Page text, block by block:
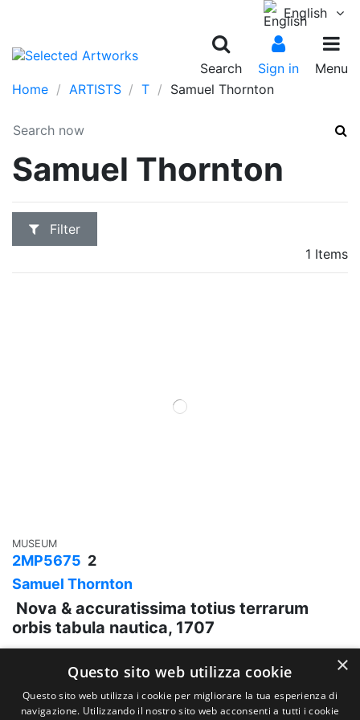
English
Search Sign in
Menu
Home
ARTISTS T Samuel Thornton
Samuel Thornton
Filter
1 Items
MUSEUM
2MP5675 2
Samuel Thornton
Nova & accuratissima totius terrarum
orbis tabula nautica, 1707
Contact us
×
Questo sito web utilizza cookie
Questo sito web utilizza i cookie per migliorare la tua esperienza di
navigazione. Utilizzando il nostro sito web acconsenti a tutti i cookie